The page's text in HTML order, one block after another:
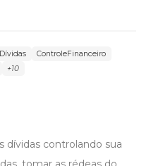
ControleFinanceiro
+10
dívidas controlando sua